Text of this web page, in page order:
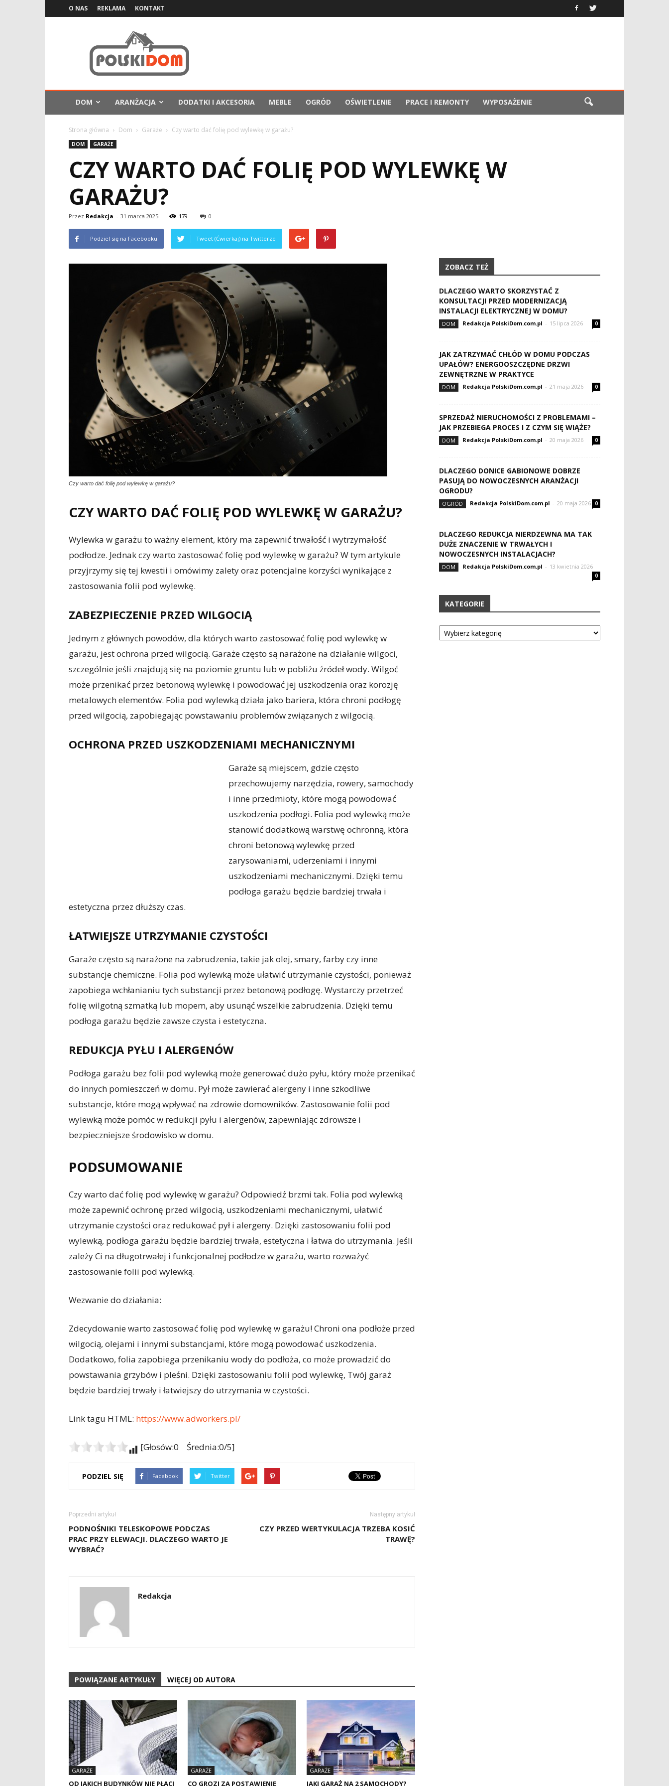
O NAS REKLAMA KONTAKT
DOM ARANŻACJA DODATKI I AKCESORIA MEBLE OGRÓD OŚWIETLENIE PRACE I REMONTY WYPOSAŻENIE
Strona główna Dom Garaże Czy warto dać folię pod wylewkę w garażu?
DOM GARAŻE
CZY WARTO DAĆ FOLIĘ POD WYLEWKĘ W
GARAŻU?
Przez Redakcja - 31 marca 2025 179 0
Podziel się na Facebooku Tweet (Ćwierkaj) na Twitterze
Czy warto dać folię pod wylewkę w garażu?
CZY WARTO DAĆ FOLIĘ POD WYLEWKĘ W GARAŻU?
Wylewka w garażu to ważny element, który ma zapewnić trwałość i wytrzymałość
podłodze. Jednak czy warto zastosować folię pod wylewkę w garażu? W tym artykule
przyjrzymy się tej kwestii i omówimy zalety oraz potencjalne korzyści wynikające z
zastosowania folii pod wylewkę.
ZABEZPIECZENIE PRZED WILGOCIĄ
Jednym z głównych powodów, dla których warto zastosować folię pod wylewkę w
garażu, jest ochrona przed wilgocią. Garaże często są narażone na działanie wilgoci,
szczególnie jeśli znajdują się na poziomie gruntu lub w pobliżu źródeł wody. Wilgoć
może przenikać przez betonową wylewkę i powodować jej uszkodzenia oraz korozję
metalowych elementów. Folia pod wylewką działa jako bariera, która chroni podłogę
przed wilgocią, zapobiegając powstawaniu problemów związanych z wilgocią.
OCHRONA PRZED USZKODZENIAMI MECHANICZNYMI
Garaże są miejscem, gdzie często
przechowujemy narzędzia, rowery, samochody
i inne przedmioty, które mogą powodować
uszkodzenia podłogi. Folia pod wylewką może
stanowić dodatkową warstwę ochronną, która
chroni betonową wylewkę przed
zarysowaniami, uderzeniami i innymi
uszkodzeniami mechanicznymi. Dzięki temu
podłoga garażu będzie bardziej trwała i
estetyczna przez dłuższy czas.
ŁATWIEJSZE UTRZYMANIE CZYSTOŚCI
Garaże często są narażone na zabrudzenia, takie jak olej, smary, farby czy inne
substancje chemiczne. Folia pod wylewką może ułatwić utrzymanie czystości, ponieważ
zapobiega wchłanianiu tych substancji przez betonową podłogę. Wystarczy przetrzeć
folię wilgotną szmatką lub mopem, aby usunąć wszelkie zabrudzenia. Dzięki temu
podłoga garażu będzie zawsze czysta i estetyczna.
REDUKCJA PYŁU I ALERGENÓW
Podłoga garażu bez folii pod wylewką może generować dużo pyłu, który może przenikać
do innych pomieszczeń w domu. Pył może zawierać alergeny i inne szkodliwe
substancje, które mogą wpływać na zdrowie domowników. Zastosowanie folii pod
wylewką może pomóc w redukcji pyłu i alergenów, zapewniając zdrowsze i
bezpieczniejsze środowisko w domu.
PODSUMOWANIE
Czy warto dać folię pod wylewkę w garażu? Odpowiedź brzmi tak. Folia pod wylewką
może zapewnić ochronę przed wilgocią, uszkodzeniami mechanicznymi, ułatwić
utrzymanie czystości oraz redukować pył i alergeny. Dzięki zastosowaniu folii pod
wylewką, podłoga garażu będzie bardziej trwała, estetyczna i łatwa do utrzymania. Jeśli
zależy Ci na długotrwałej i funkcjonalnej podłodze w garażu, warto rozważyć
zastosowanie folii pod wylewką.
Wezwanie do działania:
Zdecydowanie warto zastosować folię pod wylewkę w garażu! Chroni ona podłoże przed
wilgocią, olejami i innymi substancjami, które mogą powodować uszkodzenia.
Dodatkowo, folia zapobiega przenikaniu wody do podłoża, co może prowadzić do
powstawania grzybów i pleśni. Dzięki zastosowaniu folii pod wylewkę, Twój garaż
będzie bardziej trwały i łatwiejszy do utrzymania w czystości.
Link tagu HTML: https://www.adworkers.pl/
[Głosów:0 Średnia:0/5]
PODZIEL SIĘ Facebook Twitter
Poprzedni artykuł
PODNOŚNIKI TELESKOPOWE PODCZAS
PRAC PRZY ELEWACJI. DLACZEGO WARTO JE
WYBRAĆ?
Następny artykuł
CZY PRZED WERTYKULACJA TRZEBA KOSIĆ
TRAWĘ?
Redakcja
POWIĄZANE ARTYKUŁY WIĘCEJ OD AUTORA
GARAŻE
OD JAKICH BUDYNKÓW NIE PŁACI
GARAŻE
CO GROZI ZA POSTAWIENIE
GARAŻE
JAKI GARAŻ NA 2 SAMOCHODY?
ZOBACZ TEŻ
DLACZEGO WARTO SKORZYSTAĆ Z
KONSULTACJI PRZED MODERNIZACJĄ
INSTALACJI ELEKTRYCZNEJ W DOMU?
DOM Redakcja PolskiDom.com.pl - 15 lipca 2026 0
JAK ZATRZYMAĆ CHŁÓD W DOMU PODCZAS
UPAŁÓW? ENERGOOSZCZĘDNE DRZWI
ZEWNĘTRZNE W PRAKTYCE
DOM Redakcja PolskiDom.com.pl - 21 maja 2026 0
SPRZEDAŻ NIERUCHOMOŚCI Z PROBLEMAMI –
JAK PRZEBIEGA PROCES I Z CZYM SIĘ WIĄŻE?
DOM Redakcja PolskiDom.com.pl - 20 maja 2026 0
DLACZEGO DONICE GABIONOWE DOBRZE
PASUJĄ DO NOWOCZESNYCH ARANŻACJI
OGRODU?
OGRÓD Redakcja PolskiDom.com.pl - 20 maja 2026 0
DLACZEGO REDUKCJA NIERDZEWNA MA TAK
DUŻE ZNACZENIE W TRWAŁYCH I
NOWOCZESNYCH INSTALACJACH?
DOM Redakcja PolskiDom.com.pl - 13 kwietnia 2026
0
KATEGORIE
Kategorie